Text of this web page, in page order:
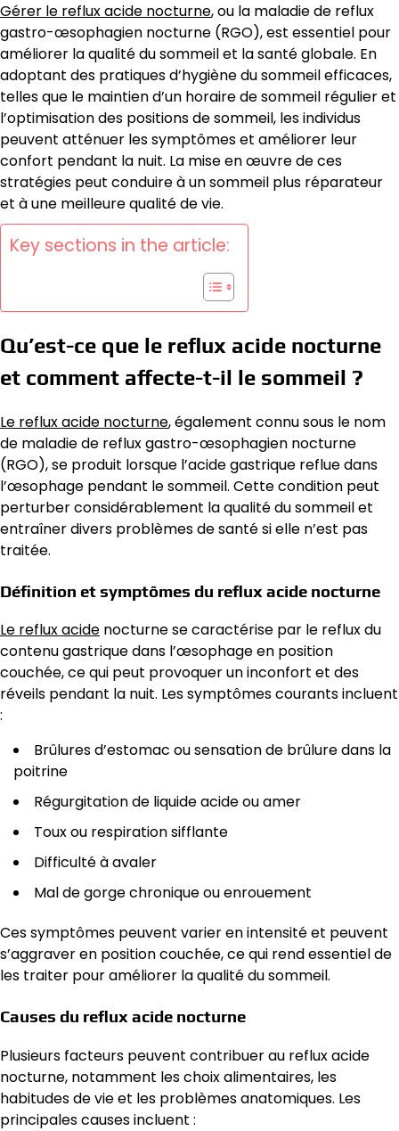
Gérer le reflux acide nocturne, ou la maladie de reflux
gastro-œsophagien nocturne (RGO), est essentiel pour
améliorer la qualité du sommeil et la santé globale. En
adoptant des pratiques d’hygiène du sommeil efficaces,
telles que le maintien d’un horaire de sommeil régulier et
l’optimisation des positions de sommeil, les individus
peuvent atténuer les symptômes et améliorer leur
confort pendant la nuit. La mise en œuvre de ces
stratégies peut conduire à un sommeil plus réparateur
et à une meilleure qualité de vie.
Key sections in the article:
Qu’est-ce que le reflux acide nocturne
et comment affecte-t-il le sommeil ?
Le reflux acide nocturne, également connu sous le nom
de maladie de reflux gastro-œsophagien nocturne
(RGO), se produit lorsque l’acide gastrique reflue dans
l’œsophage pendant le sommeil. Cette condition peut
perturber considérablement la qualité du sommeil et
entraîner divers problèmes de santé si elle n’est pas
traitée.
Définition et symptômes du reflux acide nocturne
Le reflux acide nocturne se caractérise par le reflux du
contenu gastrique dans l’œsophage en position
couchée, ce qui peut provoquer un inconfort et des
réveils pendant la nuit. Les symptômes courants incluent
:
Brûlures d’estomac ou sensation de brûlure dans la
poitrine
Régurgitation de liquide acide ou amer
Toux ou respiration sifflante
Difficulté à avaler
Mal de gorge chronique ou enrouement
Ces symptômes peuvent varier en intensité et peuvent
s’aggraver en position couchée, ce qui rend essentiel de
les traiter pour améliorer la qualité du sommeil.
Causes du reflux acide nocturne
Plusieurs facteurs peuvent contribuer au reflux acide
nocturne, notamment les choix alimentaires, les
habitudes de vie et les problèmes anatomiques. Les
principales causes incluent :